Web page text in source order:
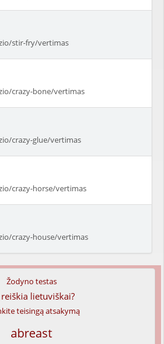
stir-fry/vertimas
crazy-bone/vertimas
crazy-glue/vertimas
crazy-horse/vertimas
crazy-house/vertimas
Žodyno testas
reiškia lietuviškai?
teisingą atsakymą
abreast